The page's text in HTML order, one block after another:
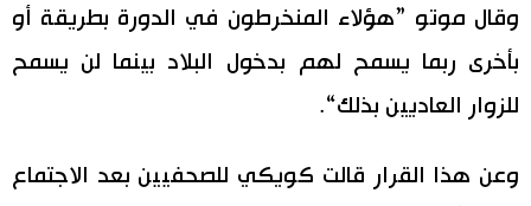
وقال موتو ”هؤلاء المنخرطون في الدورة بطريقة أو
بأخرى ربما يسمح لهم بدخول البلاد بينما لن يسمح
للزوار العاديين بذلك“.
وعن هذا القرار قالت كويكي للصحفيين بعد الاجتماع